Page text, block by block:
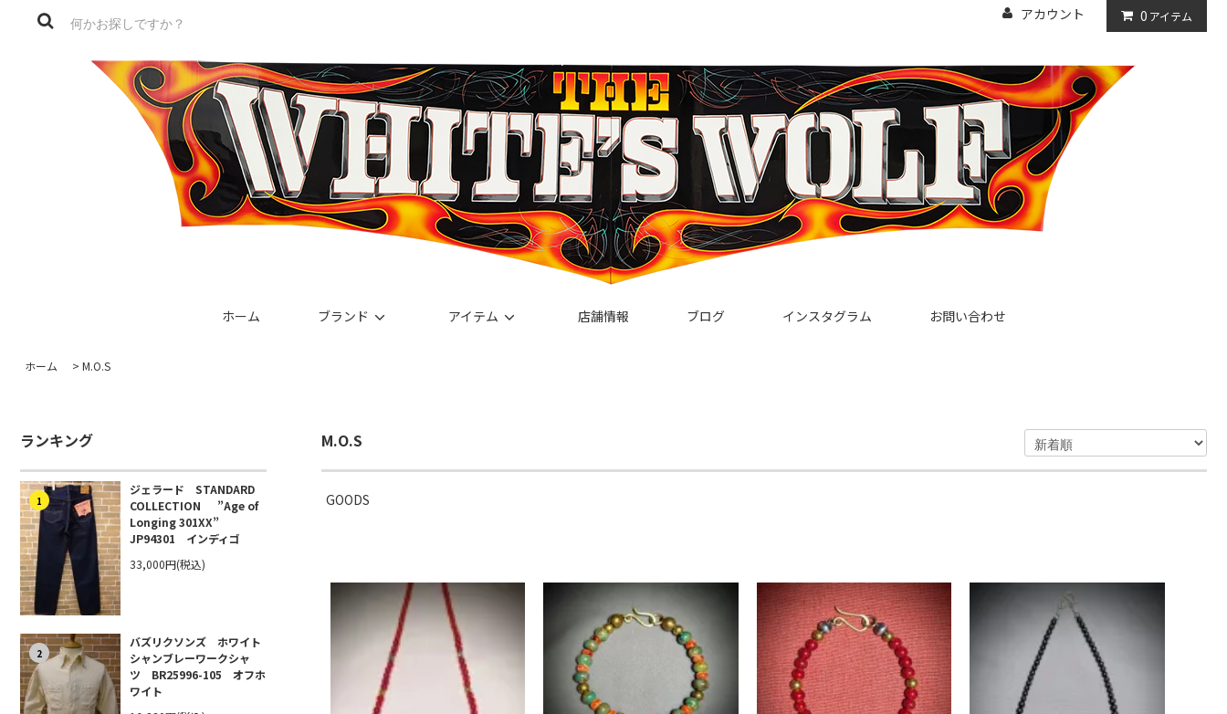
アカウント 0 アイテム
ホーム ブランド アイテム 店舗情報 ブログ インスタグラム お問い合わせ
ホーム > M.O.S
ランキング
1
ジェラード STANDARD
COLLECTION ”Age of
Longing 301XX”
JP94301 インディゴ
33,000円(税込)
2
バズリクソンズ ホワイト
シャンブレーワークシャ
ツ BR25996-105 オフホ
ワイト
M.O.S
GOODS